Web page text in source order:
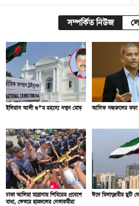
সম্পর্কিত নিউজ
ইলিয়াস আলী গু*ম রহস্যে নতুন মোড় আসিফ নজরুলের কড়া
ঢাকা আলিয়া মাদ্রাসায় শিবিরের প্রবেশে
বাধা, ভেতরে ছাত্রদলের নেতাকর্মীরা
ঈদে মিলাদুন্নবীর ছুটি